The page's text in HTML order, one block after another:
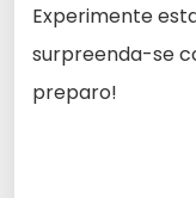
Experimente
surpreenda-se
preparo!